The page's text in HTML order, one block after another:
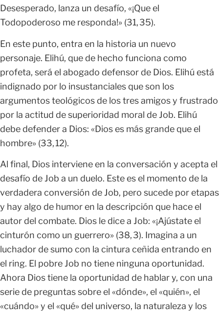
Desesperado, lanza un desafío, «¡Que el
Todopoderoso me responda!» (31, 35).
En este punto, entra en la historia un nuevo
personaje. Elihú, que de hecho funciona como
profeta, será el abogado defensor de Dios. Elihú está
indignado por lo insustanciales que son los
argumentos teológicos de los tres amigos y frustrado
por la actitud de superioridad moral de Job. Elihú
debe defender a Dios: «Dios es más grande que el
hombre» (33, 12).
Al final, Dios interviene en la conversación y acepta el
desafío de Job a un duelo. Este es el momento de la
verdadera conversión de Job, pero sucede por etapas
y hay algo de humor en la descripción que hace el
autor del combate. Dios le dice a Job: «¡Ajústate el
cinturón como un guerrero» (38, 3). Imagina a un
luchador de sumo con la cintura ceñida entrando en
el ring. El pobre Job no tiene ninguna oportunidad.
Ahora Dios tiene la oportunidad de hablar y, con una
serie de preguntas sobre el «dónde», el «quién», el
«cuándo» y el «qué» del universo, la naturaleza y los